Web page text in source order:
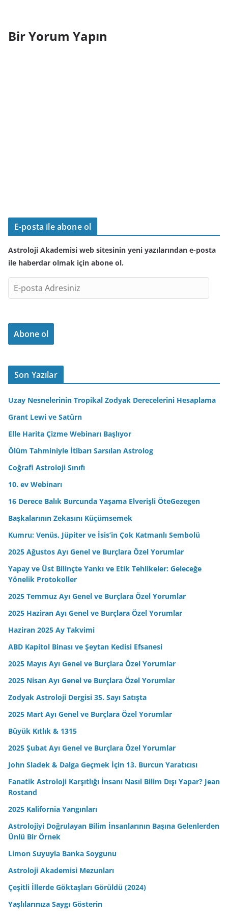
Bir Yorum Yapın
E-posta ile abone ol
Astroloji Akademisi web sitesinin yeni yazılarından e-posta
ile haberdar olmak için abone ol.
-
o
t
d
r
i
n
Abone ol
Son Yazılar
Uzay Nesnelerinin Tropikal Zodyak Derecelerini Hesaplama
Grant Lewi ve Satürn
Elle Harita Çizme Webinarı Başlıyor
Ölüm Tahminiyle İtibarı Sarsılan Astrolog
Coğrafi Astroloji Sınıfı
10. ev Webinarı
16 Derece Balık Burcunda Yaşama Elverişli ÖteGezegen
Başkalarının Zekasını Küçümsemek
Kumru: Venüs, Jüpiter ve İsis’in Çok Katmanlı Sembolü
2025 Ağustos Ayı Genel ve Burçlara Özel Yorumlar
Yapay ve Üst Bilinçte Yankı ve Etik Tehlikeler: Geleceğe
Yönelik Protokoller
2025 Temmuz Ayı Genel ve Burçlara Özel Yorumlar
2025 Haziran Ayı Genel ve Burçlara Özel Yorumlar
Haziran 2025 Ay Takvimi
ABD Kapitol Binası ve Şeytan Kedisi Efsanesi
2025 Mayıs Ayı Genel ve Burçlara Özel Yorumlar
2025 Nisan Ayı Genel ve Burçlara Özel Yorumlar
Zodyak Astroloji Dergisi 35. Sayı Satışta
2025 Mart Ayı Genel ve Burçlara Özel Yorumlar
Büyük Kıtlık & 1315
2025 Şubat Ayı Genel ve Burçlara Özel Yorumlar
John Sladek & Dalga Geçmek İçin 13. Burcun Yaratıcısı
Fanatik Astroloji Karşıtlığı İnsanı Nasıl Bilim Dışı Yapar? Jean
Rostand
2025 Kalifornia Yangınları
Astrolojiyi Doğrulayan Bilim İnsanlarının Başına Gelenlerden
Ünlü Bir Örnek
Limon Suyuyla Banka Soygunu
Astroloji Akademisi Mezunları
Çeşitli İllerde Göktaşları Görüldü (2024)
Yaşlılarınıza Saygı Gösterin